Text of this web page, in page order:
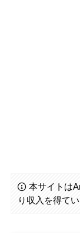
本サイトは
り収入を得てい